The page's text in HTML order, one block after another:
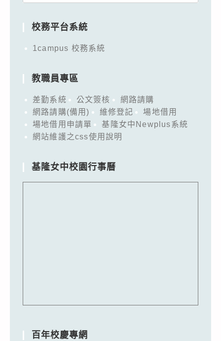
校務平台系統
1campus 校務系統
教職員專區
差勤系統 公文簽核
網路請購
網路請購(備用)
維修登記
場地借用
場地借用申請單
基隆女中Newplus系統
網站維護之css使用說明
基隆女中校園行事曆
百年校慶專網